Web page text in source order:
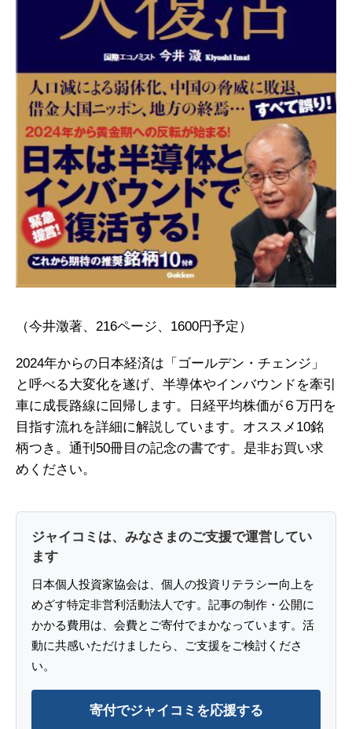
（今井澂著、216ページ、1600円予定）
2024年からの日本経済は「ゴールデン・チェンジ」
と呼べる大変化を遂げ、半導体やインバウンドを牽引
車に成長路線に回帰します。日経平均株価が６万円を
目指す流れを詳細に解説しています。オススメ10銘
柄つき。通刊50冊目の記念の書です。是非お買い求
めください。
ジャイコミは、みなさまのご支援で運営してい
ます
日本個人投資家協会は、個人の投資リテラシー向上を
めざす特定非営利活動法人です。記事の制作・公開に
かかる費用は、会費とご寄付でまかなっています。活
動に共感いただけましたら、ご支援をご検討くださ
い。
寄付でジャイコミを応援する